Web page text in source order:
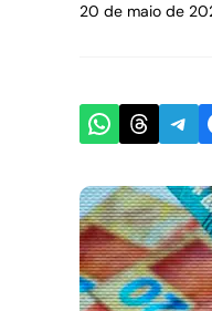
20 de maio de
Share onShare onShare